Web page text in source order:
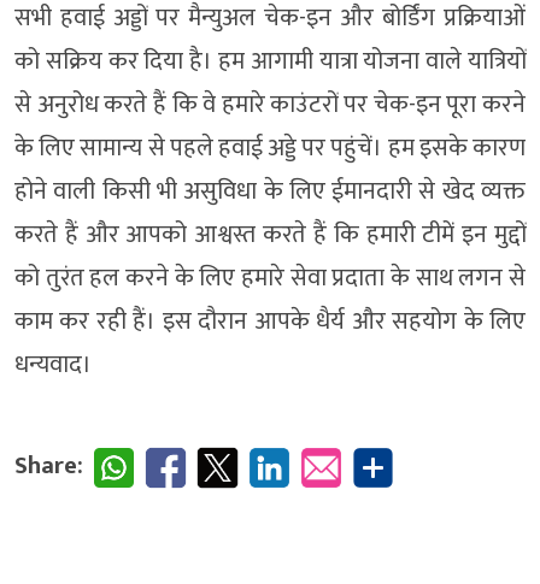
सभी हवाई अड्डों पर मैन्युअल चेक-इन और बोर्डिंग प्रक्रियाओं
को सक्रिय कर दिया है। हम आगामी यात्रा योजना वाले यात्रियों
से अनुरोध करते हैं कि वे हमारे काउंटरों पर चेक-इन पूरा करने
के लिए सामान्य से पहले हवाई अड्डे पर पहुंचें। हम इसके कारण
होने वाली किसी भी असुविधा के लिए ईमानदारी से खेद व्यक्त
करते हैं और आपको आश्वस्त करते हैं कि हमारी टीमें इन मुद्दों
को तुरंत हल करने के लिए हमारे सेवा प्रदाता के साथ लगन से
काम कर रही हैं। इस दौरान आपके धैर्य और सहयोग के लिए
धन्यवाद।
Share: